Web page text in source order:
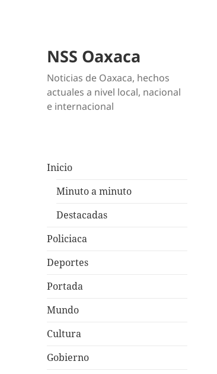
NSS Oaxaca
Noticias de Oaxaca, hechos
actuales a nivel local, nacional
e internacional
Inicio
Minuto a minuto
Destacadas
Policiaca
Deportes
Portada
Mundo
Cultura
Gobierno